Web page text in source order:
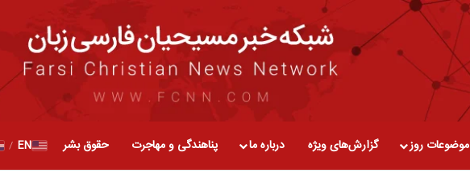
موضوعات روز گزارش‌های ویژه درباره ما پناهندگی و مهاجرت حقوق بشر EN
/